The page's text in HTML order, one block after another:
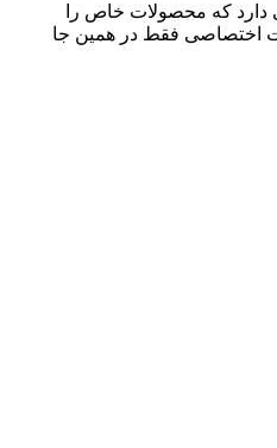
که محصولات خاص را
اختصاصی فقط در همین جا